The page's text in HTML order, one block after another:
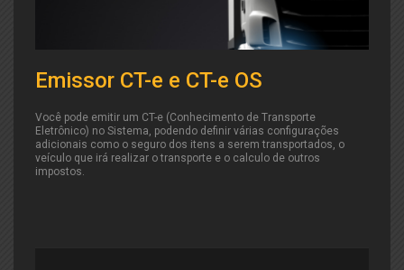
Emissor CT-e e CT-e OS
Você pode emitir um CT-e (Conhecimento de Transporte
Eletrônico) no Sistema, podendo definir várias configurações
adicionais como o seguro dos itens a serem transportados, o
veículo que irá realizar o transporte e o calculo de outros
impostos.